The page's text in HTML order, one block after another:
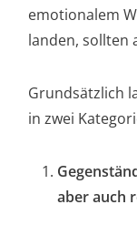
emotionalem
landen, sollten
Grundsätzlich
in zwei
aber auch